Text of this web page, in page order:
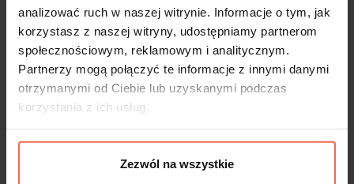
analizować ruch w naszej witrynie. Informacje o tym, jak
korzystasz z naszej witryny, udostępniamy partnerom
społecznościowym, reklamowym i analitycznym.
Partnerzy mogą połączyć te informacje z innymi danymi
otrzymanymi od Ciebie lub uzyskanymi podczas
korzystania z ich usług.
Zezwól na wszystkie